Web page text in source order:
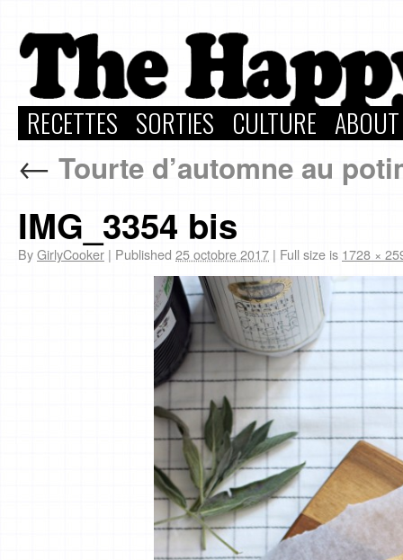
RECETTES SORTIES CULTURE
← Tourte d’automne au
IMG_3354 bis
ByGirlyCooker | Published 25 octobre 2017 | Full size is 1728 ×